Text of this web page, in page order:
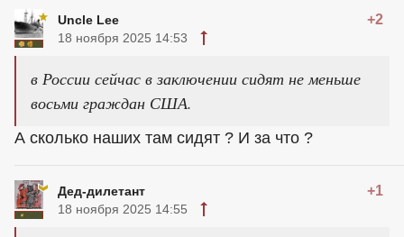
Uncle Lee +2
18 ноября 2025 14:53
в России сейчас в заключении сидят не меньше
восьми граждан США.
А сколько наших там сидят ? И за что ?
Дед-дилетант +1
18 ноября 2025 14:55